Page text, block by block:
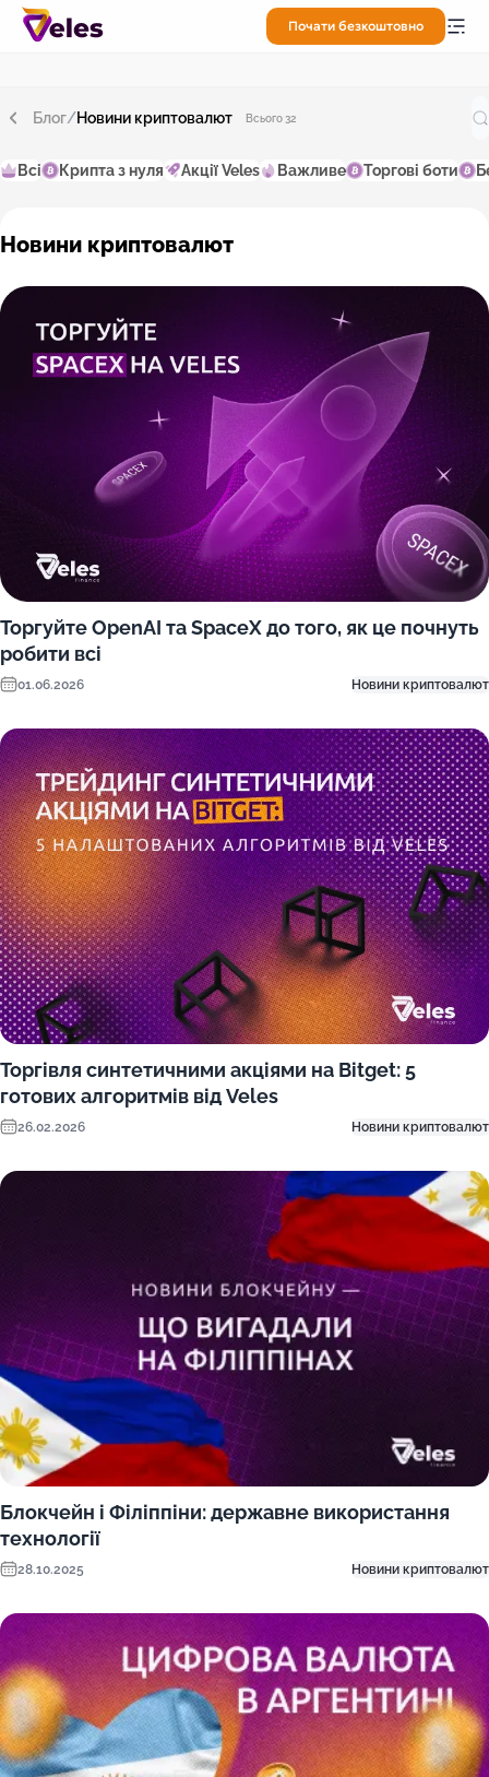
Почати безкоштовно
Блог/Новини криптовалют Всього 32
Всі Крипта з нуля Акції Veles Важливе Торгові боти
Новини криптовалют
Торгуйте OpenAI та SpaceX до того, як це почнуть
робити всі
01.06.2026 Новини криптовалют
Торгівля синтетичними акціями на Bitget: 5
готових алгоритмів від Veles
26.02.2026 Новини криптовалют
Блокчейн і Філіппіни: державне використання
технології
28.10.2025 Новини криптовалют